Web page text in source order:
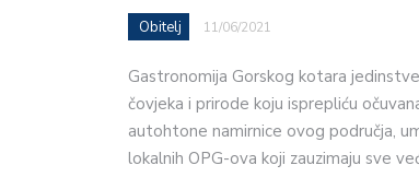
Obitelj 11/06/2021
Gastronomija Gorskog kotara
čovjeka i prirode koju isprepliću
autohtone namirnice ovog područja,
lokalnih OPG-ova koji zauzimaju sve